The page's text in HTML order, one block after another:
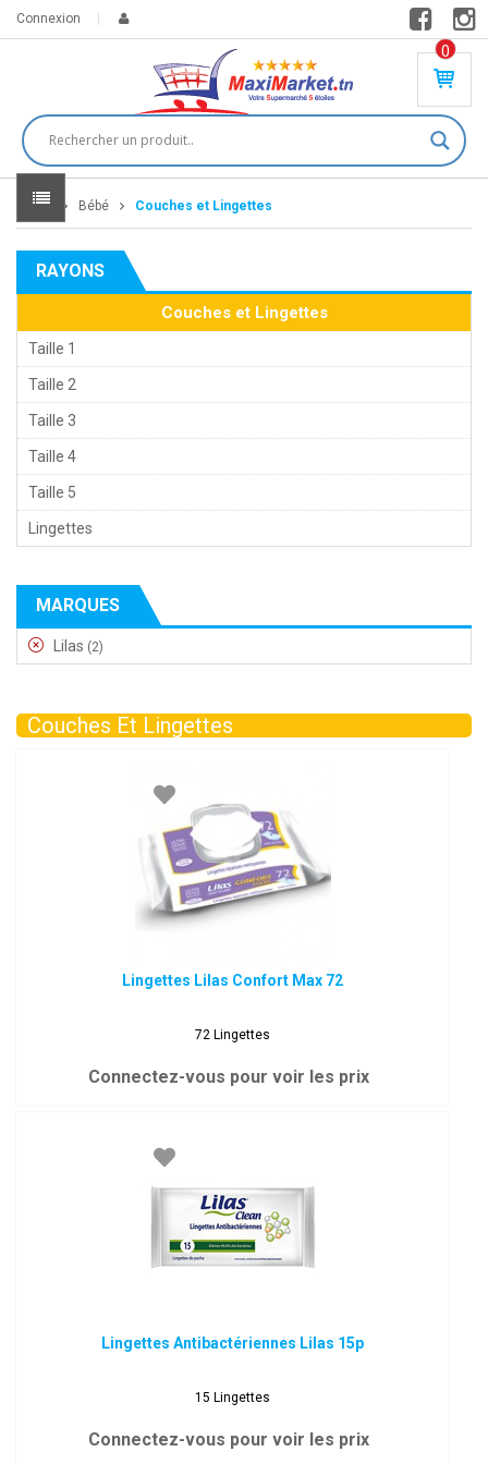
Connexion
0
PR
DU
IT(
S)
DT
Home Bébé Couches et Lingettes
RAYONS
Couches et Lingettes
Taille 1
Taille 2
Taille 3
Taille 4
Taille 5
Lingettes
MARQUES
Lilas (2)
Couches Et Lingettes
Lingettes Lilas Confort Max 72
72 Lingettes
Connectez-vous pour voir les prix
Lingettes Antibactériennes Lilas 15p
15 Lingettes
Connectez-vous pour voir les prix